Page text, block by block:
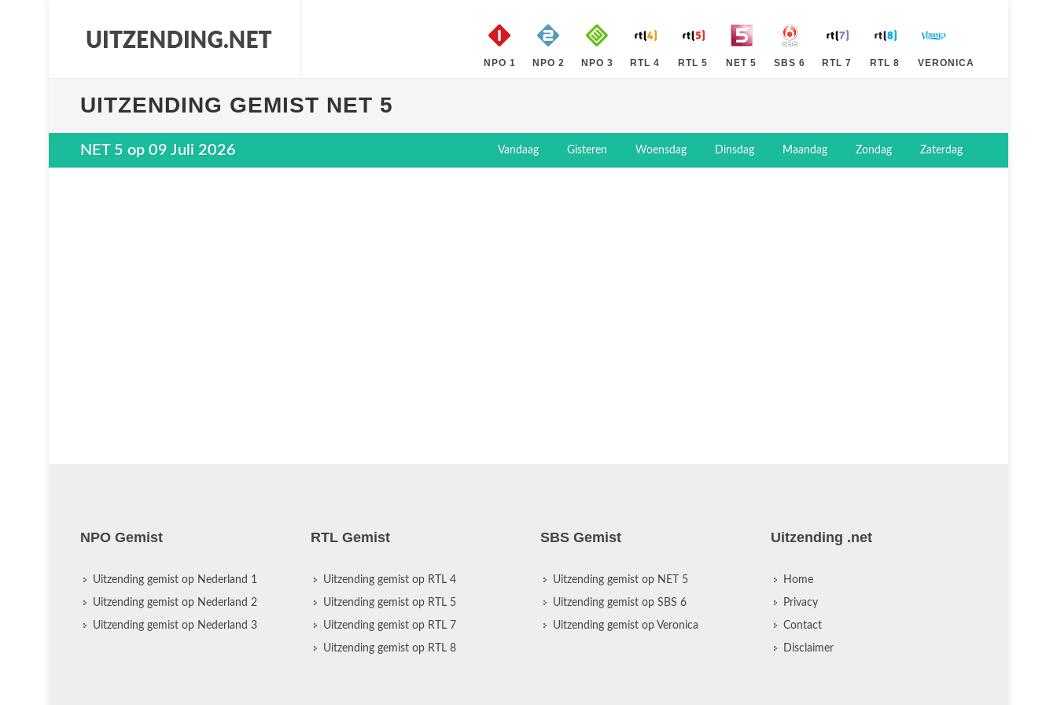
NPO 1 NPO 2 NPO 3 RTL 4 RTL 5 NET 5 SBS 6 RTL 7 RTL 8 VERONICA
UITZENDING GEMIST NET 5
NET 5 op 09 Juli 2026 Vandaag Gisteren Woensdag Dinsdag Maandag Zondag Zaterdag
NPO Gemist
Uitzending gemist op Nederland 1
Uitzending gemist op Nederland 2
Uitzending gemist op Nederland 3
RTL Gemist
Uitzending gemist op RTL 4
Uitzending gemist op RTL 5
Uitzending gemist op RTL 7
Uitzending gemist op RTL 8
SBS Gemist
Uitzending gemist op NET 5
Uitzending gemist op SBS 6
Uitzending gemist op Veronica
Uitzending .net
Home
Privacy
Contact
Disclaimer